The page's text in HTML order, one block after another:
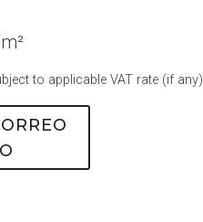
to applicable VAT rate (if any)